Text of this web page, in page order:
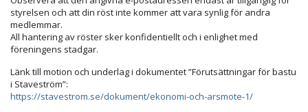
styrelsen och att din röst inte kommer att vara synlig för andra
medlemmar.
All hantering av röster sker konfidentiellt och i enlighet med
föreningens stadgar.
Länk till motion och underlag i dokumentet ”Förutsättningar för bastu
i Staveström”:
https://stavestrom.se/dokument/ekonomi-och-arsmote-1/